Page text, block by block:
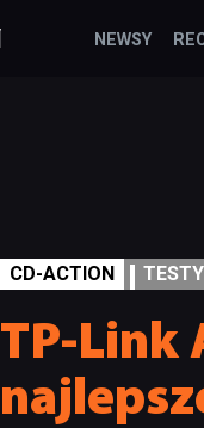
NEWSY
CD-ACTION TESTY
TP-Link